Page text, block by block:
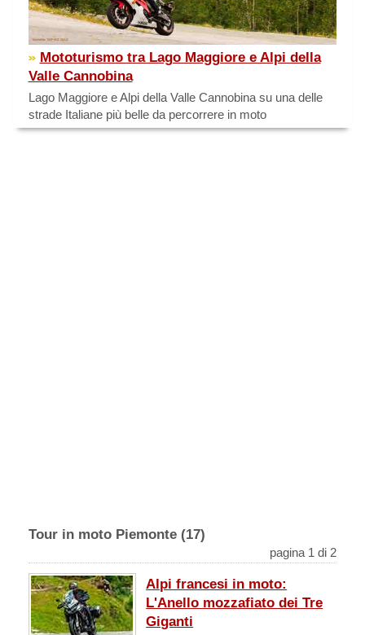
Mototurismo tra Lago Maggiore e Alpi della
Valle Cannobina
Lago Maggiore e Alpi della Valle Cannobina su una delle
strade Italiane più belle da percorrere in moto
Tour in moto Piemonte (17)
pagina 1 di 2
Alpi francesi in moto:
L'Anello mozzafiato dei Tre
Giganti